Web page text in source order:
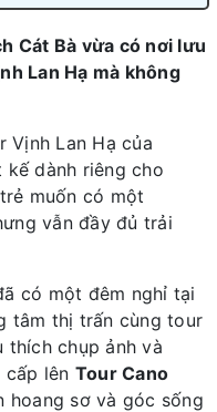
Cát Bà vừa có nơi lưu
Lan Hạ mà không
Vịnh Lan Hạ của
kế dành riêng cho
muốn có một
vẫn đầy đủ trải
có một đêm nghỉ tại
tâm thị trấn cùng tour
thích chụp ảnh và
cấp lên Tour Cano
sơ và góc sống